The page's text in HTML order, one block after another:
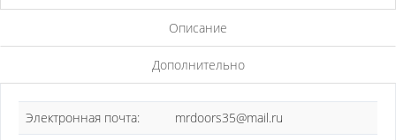
Описание
Дополнительно
Электронная почта:
mrdoors35@mail.ru